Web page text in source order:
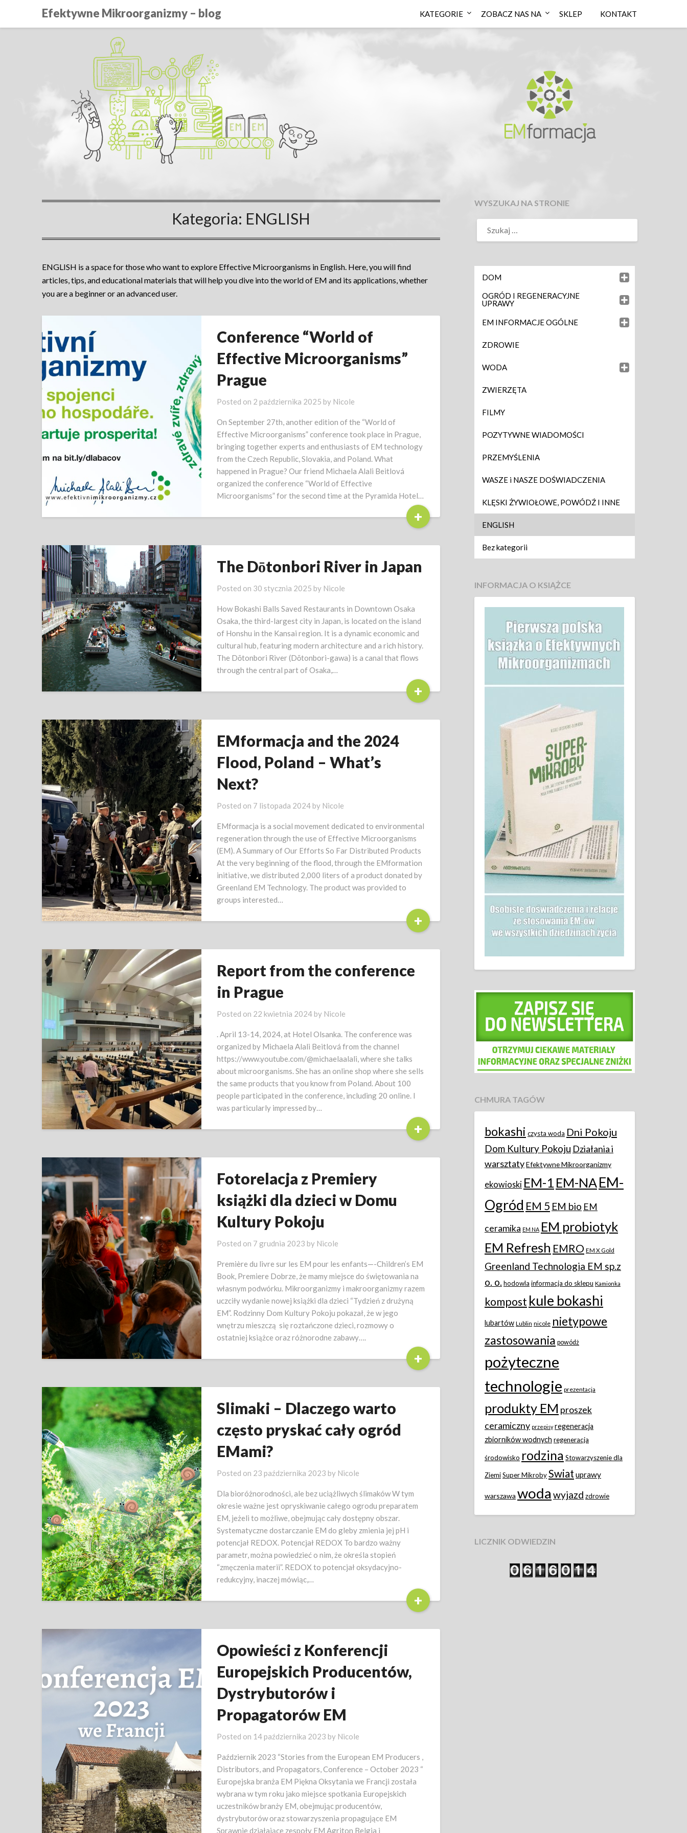
Efektywne Mikroorganizmy – blog KATEGORIE ZOBACZ NAS NA SKLEP KONTAKT
Kategoria: ENGLISH
ENGLISH is a space for those who want to explore Effective Microorganisms in English. Here, you will find
articles, tips, and educational materials that will help you dive into the world of EM and its applications, whether
you are a beginner or an advanced user.
Conference “World of
Effective Microorganisms”
Prague
Posted on 2 października 2025 by Nicole
On September 27th, another edition of the “World of
Effective Microorganisms” conference took place in Prague,
bringing together experts and enthusiasts of EM technology
from the Czech Republic, Slovakia, and Poland. What
happened in Prague? Our friend Michaela Alali Beitlová
organized the conference “World of Effective
Microorganisms” for the second time at the Pyramida Hotel…
+
The Dōtonbori River in Japan
Posted on 30 stycznia 2025 by Nicole
How Bokashi Balls Saved Restaurants in Downtown Osaka
Osaka, the third-largest city in Japan, is located on the island
of Honshu in the Kansai region. It is a dynamic economic and
cultural hub, featuring modern architecture and a rich history.
The Dōtonbori River (Dōtonbori-gawa) is a canal that flows
through the central part of Osaka,…
+
EMformacja and the 2024
Flood, Poland – What’s
Next?
Posted on 7 listopada 2024by Nicole
EMformacja is a social movement dedicated to environmental
regeneration through the use of Effective Microorganisms
(EM). A Summary of Our Efforts So Far Distributed Products
At the very beginning of the flood, through the EMformation
initiative, we distributed 2,000 liters of a product donated by
Greenland EM Technology. The product was provided to
groups interested…
+
Report from the conference
in Prague
Posted on 22 kwietnia 2024by Nicole
. April 13-14, 2024, at Hotel Olsanka. The conference was
organized by Michaela Alali Beitlová from the channel
https://www.youtube.com/@michaelaalali, where she talks
about microorganisms. She has an online shop where she sells
the same products that you know from Poland. About 100
people participated in the conference, including 20 online. I
was particularly impressed by…
+
Fotorelacja z Premiery
książki dla dzieci w Domu
Kultury Pokoju
Posted on 7 grudnia 2023 by Nicole
Première du livre sur les EM pour les enfants—-Children’s EM
Book, Premiere Dobrze, że mamy miejsce do świętowania na
własnym podwórku. Mikroorganizmy i makroorganizmy razem
uczciły wydanie nowej książki dla dzieci “Tydzień z drużyną
EM”. Rodzinny Dom Kultury Pokoju pokazał, że w jego
wnętrzu mieszczą się roztańczone dzieci, rozmowy o
ostatniej książce oraz różnorodne zabawy….
+
Slimaki – Dlaczego warto
często pryskać cały ogród
EMami?
Posted on 23 października 2023 by Nicole
Dla bioróżnorodności, ale bez uciążliwych ślimaków W tym
okresie ważne jest opryskiwanie całego ogrodu preparatem
EM, jeżeli to możliwe, obejmując cały dostępny obszar.
Systematyczne dostarczanie EM do gleby zmienia jej pH i
potencjał REDOX. Potencjał REDOX To bardzo ważny
parametr, można powiedzieć o nim, że określa stopień
“zmęczenia materii”. REDOX to potencjał oksydacyjno-
redukcyjny, inaczej mówiąc,…
+
Opowieści z Konferencji
Europejskich Producentów,
Dystrybutorów i
Propagatorów EM
Posted on 14 października 2023 by Nicole
Październik 2023 “Stories from the European EM Producers ,
Distributors, and Propagators, Conference – October 2023 “
Europejska branża EM Piękna Oksytania we Francji została
wybrana w tym roku jako miejsce spotkania Europejskich
uczestników branży EM, obejmując producentów,
dystrybutorów oraz stowarzyszenia propagujące EM
Sprawnie działające zespoły EM Agriton Belgia i
WYSZUKAJ NA STRONIE
DOM
OGRÓD I REGENERACYJNE
UPRAWY
EM INFORMACJE OGÓLNE
ZDROWIE
WODA
ZWIERZĘTA
FILMY
POZYTYWNE WIADOMOŚCI
PRZEMYŚLENIA
WASZE i NASZE DOŚWIADCZENIA
KLĘSKI ŻYWIOŁOWE, POWÓDŹ I INNE
ENGLISH
Bez kategorii
INFORMACJA O KSIĄŻCE
CHMURA TAGÓW
bokashi czysta woda Dni Pokoju
Dom Kultury Pokoju Działania i
warsztatyEfektywne Mikroorganizmy
ekowioski EM-1 EM-NAEM-
Ogród EM 5 EM bio EM
ceramika EM NA EM probiotyk
EM Refresh EMRO EM X Gold
Greenland Technologia EM sp.z
o. o.hodowla informacja do sklepu Kamionka
kompost kule bokashi
lubartów Lublin nicole nietypowe
zastosowania powódż
pożyteczne
technologie prezentacja
produkty EM proszek
ceramiczny przepisy regeneracja
zbiorników wodnych regeneracja
środowisko rodzina Stowarzyszenie dla
ZiemiSuper MikrobySwiat uprawy
warszawa woda wyjazd zdrowie
LICZNIK ODWIEDZIN